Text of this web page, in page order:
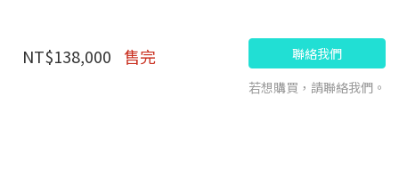
NT$138,000 售完
聯絡我們
若想購買，請聯絡我們。